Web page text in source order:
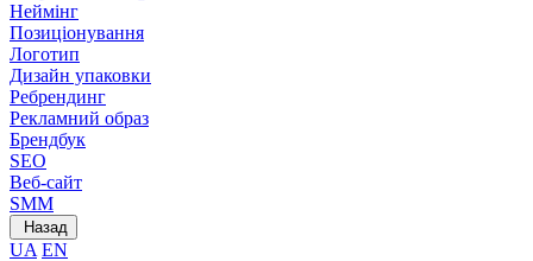
Неймінг
Позиціонування
Логотип
Дизайн упаковки
Ребрендинг
Рекламний образ
Брендбук
SEO
Веб-сайт
SMM
Назад
UA EN